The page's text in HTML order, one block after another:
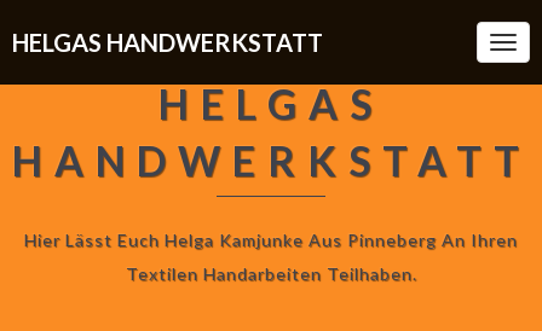
HELGAS HANDWERKSTATT
HELGAS
HANDWERKSTATT
Hier Lässt Euch Helga Kamjunke Aus Pinneberg An Ihren
Textilen Handarbeiten Teilhaben.